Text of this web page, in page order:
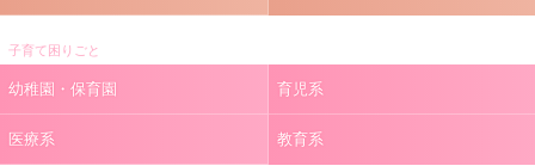
子育て困りごと
幼稚園・保育園 育児系
医療系 教育系